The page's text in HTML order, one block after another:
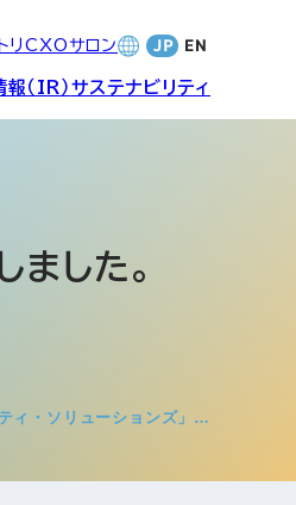
リCXOサロン
タル事業
ール
（IR）
ご質問
サステナビリティ
ティ・ソリューションズ」…
ました。